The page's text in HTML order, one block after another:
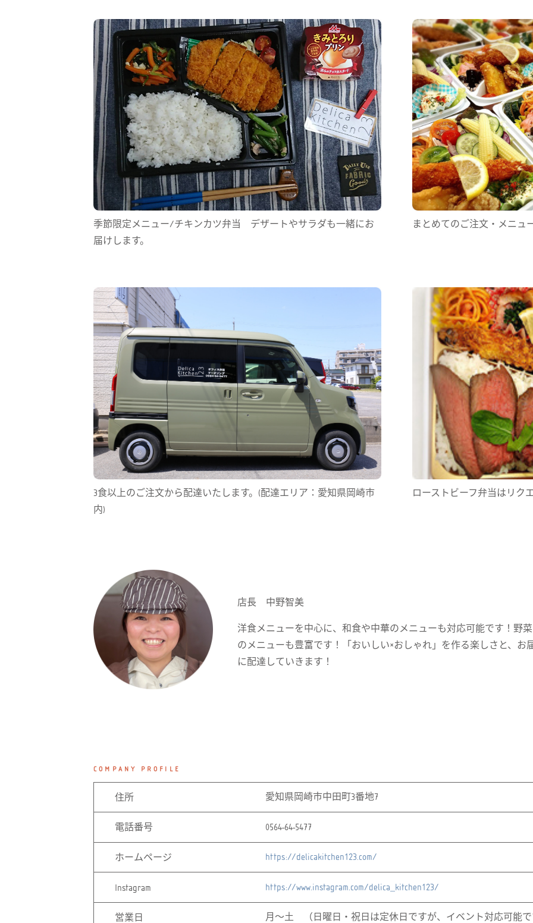
季節限定メニュー/チキンカツ弁当 デザートやサラダも一緒にお
届けします。
まとめてのご注文・メニュ
3食以上のご注文から配達いたします。(配達エリア：愛知県岡崎市
内)
ローストビーフ弁当はリク
店長 中野智美
洋食メニューを中心に、和食や中華のメニューも対応可能です！野
のメニューも豊富です！「おいしい×おしゃれ」を作る楽しさと、
に配達していきます！
COMPANY PROFILE
住所 愛知県岡崎市中田町3番地7
電話番号 0564-64-5477
ホームページ https://delicakitchen123.com/
Instagram https://www.instagram.com/delica_kitchen123/
営業日 月〜土 （日曜日・祝日は定休日ですが、イベント対応可能